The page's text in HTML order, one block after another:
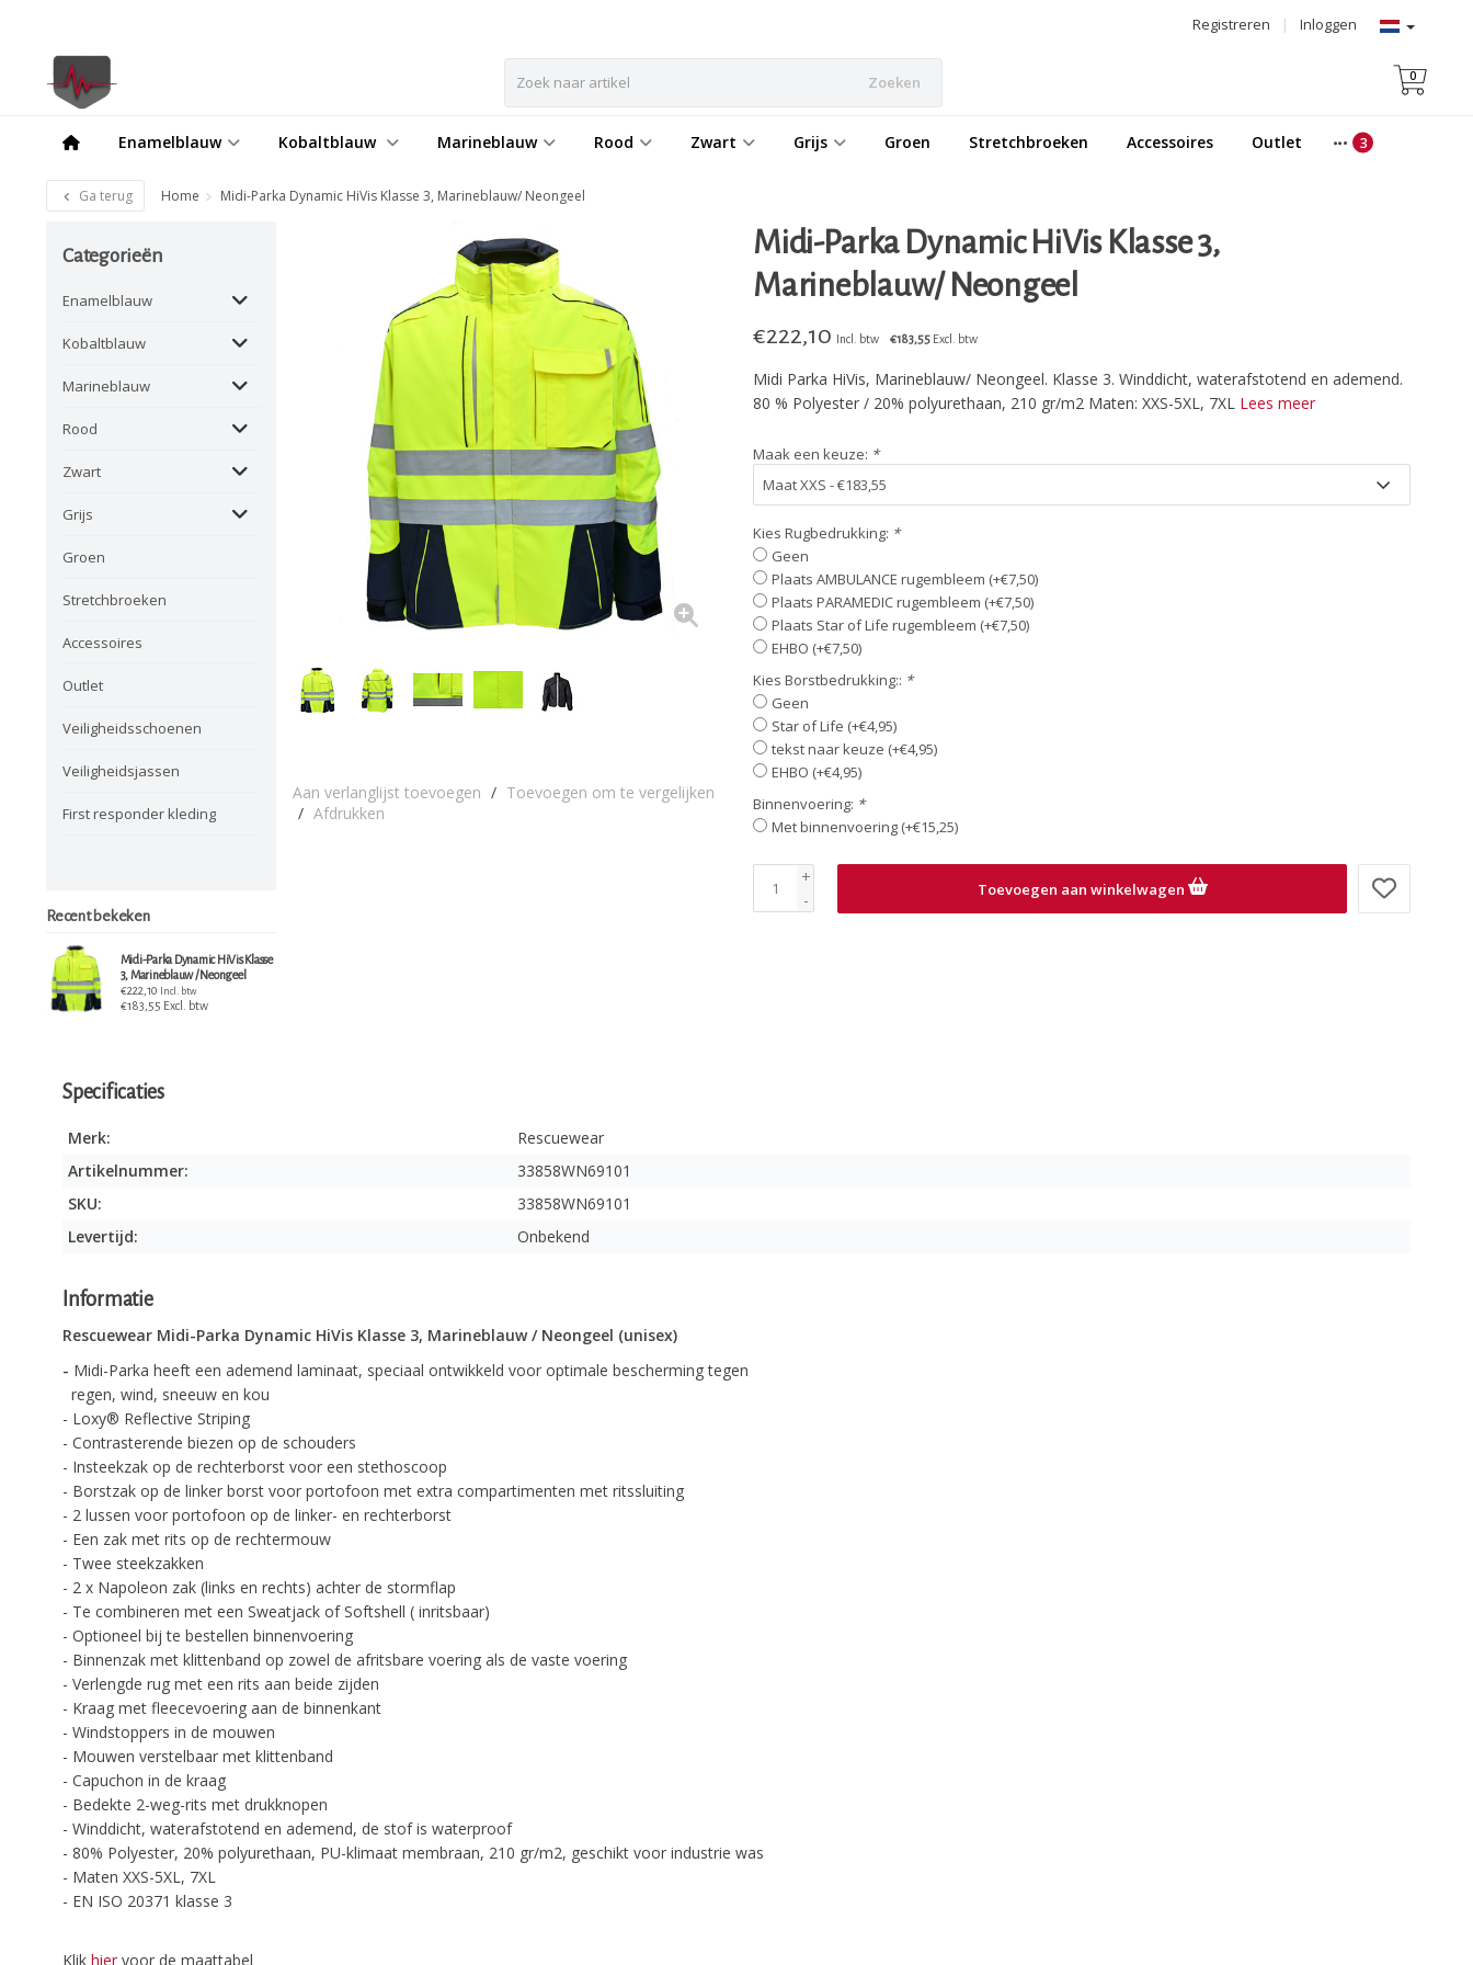
Inloggen
|
Registreren
Zoeken 0
Enamelblauw Kobaltblauw Marineblauw Rood Zwart Grijs Groen Stretchbroeken Accessoires Outlet
Ga terug Home Midi-Parka Dynamic HiVis Klasse 3, Marineblauw/ Neongeel
Categorieën
Enamelblauw
Kobaltblauw
Marineblauw
Rood
Zwart
Grijs
Groen
Stretchbroeken
Accessoires
Outlet
Veiligheidsschoenen
Veiligheidsjassen
First responder kleding
Recent bekeken
Midi-Parka Dynamic HiVis Klasse
3, Marineblauw / Neongeel
€222,10
Incl. btw
€183,55 Excl. btw
Aan verlanglijst toevoegen / Toevoegen om te vergelijken
/ Afdrukken
Midi-Parka Dynamic HiVis Klasse 3,
Marineblauw/ Neongeel
€222,10 Incl. btw €183,55 Excl. btw
Midi Parka HiVis, Marineblauw/ Neongeel. Klasse 3. Winddicht, waterafstotend en ademend.
80 % Polyester / 20% polyurethaan, 210 gr/m2 Maten: XXS-5XL, 7XL Lees meer
Maak een keuze: *
Kies Rugbedrukking: *
Geen
Plaats AMBULANCE rugembleem (+€7,50)
Plaats PARAMEDIC rugembleem (+€7,50)
Plaats Star of Life rugembleem (+€7,50)
EHBO (+€7,50)
Kies Borstbedrukking:: *
Geen
Star of Life (+€4,95)
tekst naar keuze (+€4,95)
EHBO (+€4,95)
Binnenvoering: *
Met binnenvoering (+€15,25)
+
-
Toevoegen aan winkelwagen
Specificaties
Merk:
Rescuewear
Artikelnummer:
33858WN69101
SKU:
33858WN69101
Levertijd:
Onbekend
Informatie
Rescuewear Midi-Parka Dynamic HiVis Klasse 3, Marineblauw / Neongeel (unisex)
- Midi-Parka heeft een ademend laminaat, speciaal ontwikkeld voor optimale bescherming tegen
regen, wind, sneeuw en kou
- Loxy® Reflective Striping
- Contrasterende biezen op de schouders
- Insteekzak op de rechterborst voor een stethoscoop
- Borstzak op de linker borst voor portofoon met extra compartimenten met ritssluiting
- 2 lussen voor portofoon op de linker- en rechterborst
- Een zak met rits op de rechtermouw
- Twee steekzakken
- 2 x Napoleon zak (links en rechts) achter de stormflap
- Te combineren met een Sweatjack of Softshell ( inritsbaar)
- Optioneel bij te bestellen binnenvoering
- Binnenzak met klittenband op zowel de afritsbare voering als de vaste voering
- Verlengde rug met een rits aan beide zijden
- Kraag met fleecevoering aan de binnenkant
- Windstoppers in de mouwen
- Mouwen verstelbaar met klittenband
- Capuchon in de kraag
- Bedekte 2-weg-rits met drukknopen
- Winddicht, waterafstotend en ademend, de stof is waterproof
- 80% Polyester, 20% polyurethaan, PU-klimaat membraan, 210 gr/m2, geschikt voor industrie was
- Maten XXS-5XL, 7XL
- EN ISO 20371 klasse 3
Klik hier voor de maattabel